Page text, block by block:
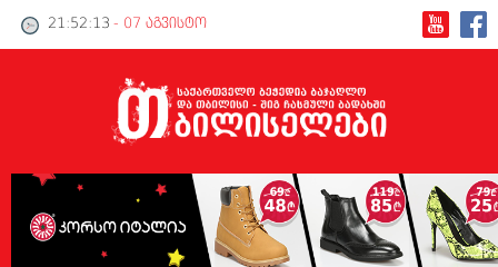
21:52:13 - 07 აგვისტო